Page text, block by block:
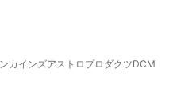
カインズアストロプロダクツDCM